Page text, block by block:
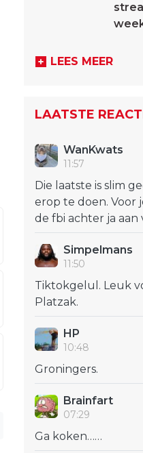
LEES MEER
LAATSTE
WanKwats
11:57
Die laatste is slim
erop te doen. Voor
de fbi achter ja aan
Simpelmans
11:50
Tiktokgelul. Leuk
Platzak.
HP
10:48
Groningers.
Brainfart
07:29
Ga koken……